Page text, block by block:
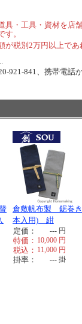
具・工具・資材を店
す。
が税別2万円以上で
921-841、携帯電
倉敷帆布製 鋸巻
本入用) 紺
定価：
--- 円
特価： 10,000 円
税込： 11,000 円
掛率： --- 掛